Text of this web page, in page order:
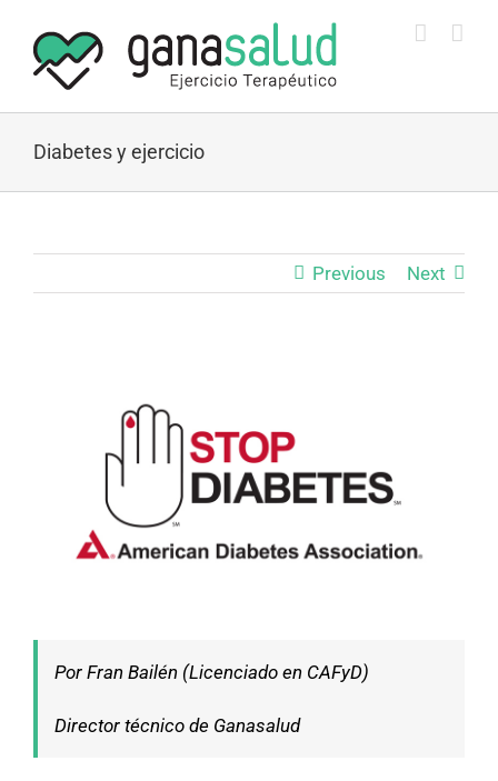
content
Diabetes y ejercicio
Previous Next
Por Fran Bailén (Licenciado en CAFyD)
Director técnico de Ganasalud